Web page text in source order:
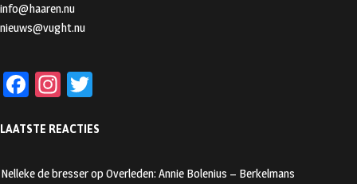
info@haaren.nu
nieuws@vught.nu
Fa
b
oo
In
ag tt
LAATSTE REACTIES
Nelleke de bresserop Overleden: Annie Bolenius – Berkelmans